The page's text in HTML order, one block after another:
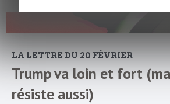
LA LETTRE DU 20 FÉVRIER
Trump va loin et fort
résiste aussi)